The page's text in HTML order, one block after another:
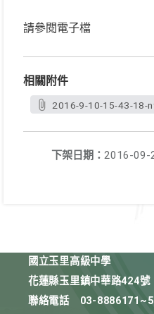
請參閱電子檔
相關附件
2016-9-10-15-43-18-
下架日期： 2016-09-
國立玉里高級中學
花蓮縣玉里鎮中華路424號
聯絡電話
03-8886171~5